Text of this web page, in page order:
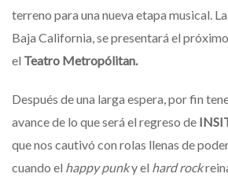
terreno para una nueva etapa musical.
Baja California, se presentará el próximo
el Teatro Metropólitan.
Después de una larga espera, por fin
avance de lo que será el regreso de
que nos cautivó con rolas llenas de
cuando el happy punky el hard rock